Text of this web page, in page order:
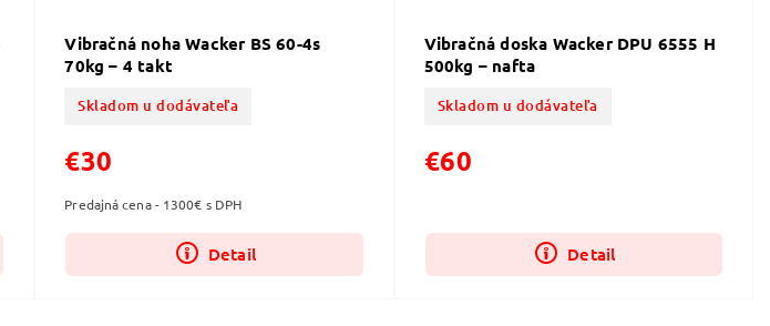
Vibračná noha Wacker BS 60-4s
70kg – 4 takt
Skladom u dodávateľa
€30
Detail
Predajná cena - 1300€ s DPH
Vibračná doska Wacker DPU 6555 H
500kg – nafta
Skladom u dodávateľa
€60
Detail